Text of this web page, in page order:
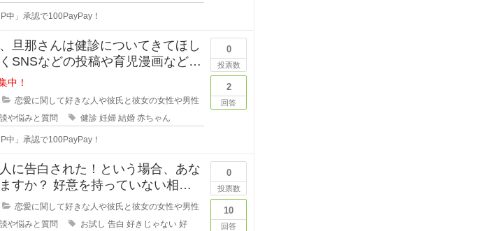
中」承認で100PayPay！
旦那さんは健診についてきてほし
SNSなどの投稿や育児漫画などを
と、仲の良さそう
中！
恋愛に関して好きな人や彼氏と彼女の女性や男性
や悩みと質問
健診 妊婦 結婚 赤ちゃん
中」承認で100PayPay！
0
投票数
2
回答
に告白された！という場合、あな
っていない相手
構戸惑ったり
恋愛に関して好きな人や彼氏と彼女の女性や男性
や悩みと質問
お試し 告白 好きじゃない 好
0
投票数
10
回答